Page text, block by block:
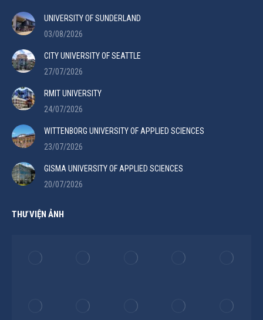
UNIVERSITY OF SUNDERLAND
03/08/2026
CITY UNIVERSITY OF SEATTLE
27/07/2026
RMIT UNIVERSITY
24/07/2026
WITTENBORG UNIVERSITY OF APPLIED SCIENCES
23/07/2026
GISMA UNIVERSITY OF APPLIED SCIENCES
20/07/2026
THƯ VIỆN ẢNH